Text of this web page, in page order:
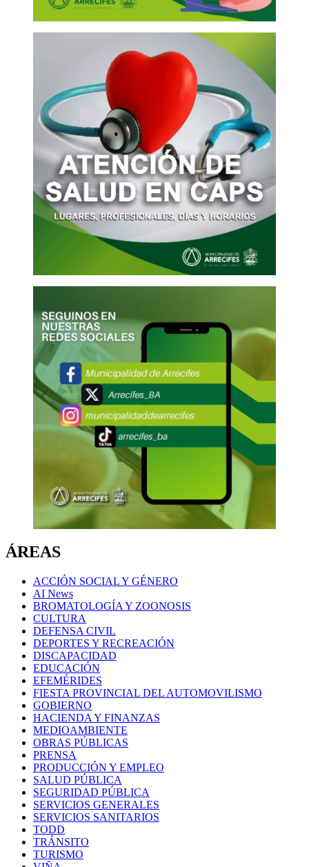
ÁREAS
ACCIÓN SOCIAL Y GÉNERO
AI News
BROMATOLOGÍA Y ZOONOSIS
CULTURA
DEFENSA CIVIL
DEPORTES Y RECREACIÓN
DISCAPACIDAD
EDUCACIÓN
EFEMÉRIDES
FIESTA PROVINCIAL DEL AUTOMOVILISMO
GOBIERNO
HACIENDA Y FINANZAS
MEDIOAMBIENTE
OBRAS PÚBLICAS
PRENSA
PRODUCCIÓN Y EMPLEO
SALUD PÚBLICA
SEGURIDAD PÚBLICA
SERVICIOS GENERALES
SERVICIOS SANITARIOS
TODD
TRÁNSITO
TURISMO